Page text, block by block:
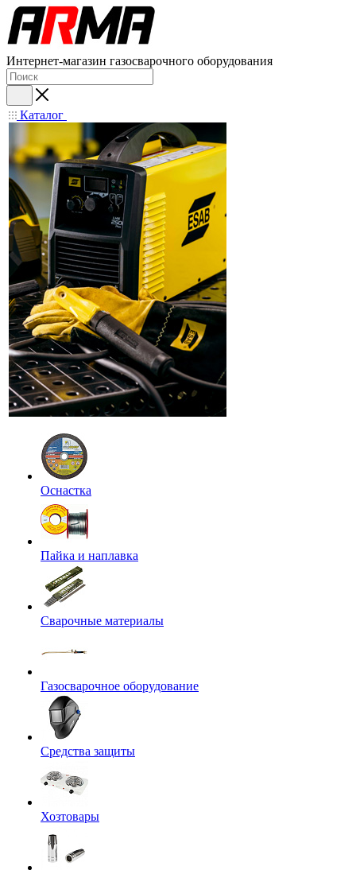
Интернет-магазин газосварочного оборудования
Каталог
Оснастка
Пайка и наплавка
Сварочные материалы
Газосварочное оборудование
Средства защиты
Хозтовары